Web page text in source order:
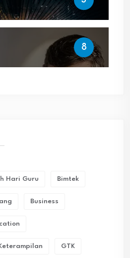
8
Hari Guru Bimtek
Business
GTK